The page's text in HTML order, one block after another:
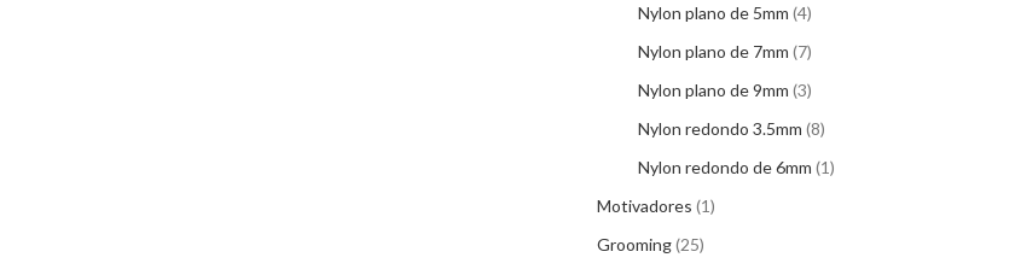
Nylon plano de 5mm 4
Nylon plano de 7mm 7
Nylon plano de 9mm 3
Nylon redondo 3.5mm 8
Nylon redondo de 6mm 1
Motivadores 1
Grooming 25